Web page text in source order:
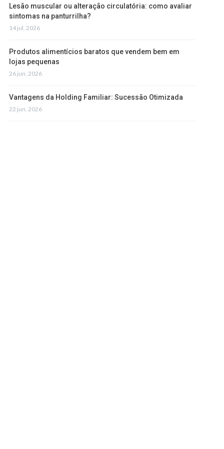
Lesão muscular ou alteração circulatória: como avaliar
sintomas na panturrilha?
14 jul, 2026
Produtos alimentícios baratos que vendem bem em
lojas pequenas
26 jun, 2026
Vantagens da Holding Familiar: Sucessão Otimizada
22 jun, 2026